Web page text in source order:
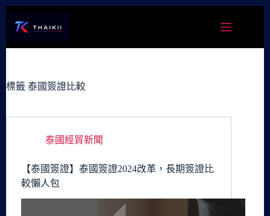
容
標籤 泰國簽證比較
泰國經貿新聞
【泰國簽證】泰國簽證2024改革，長期簽證比
較懶人包